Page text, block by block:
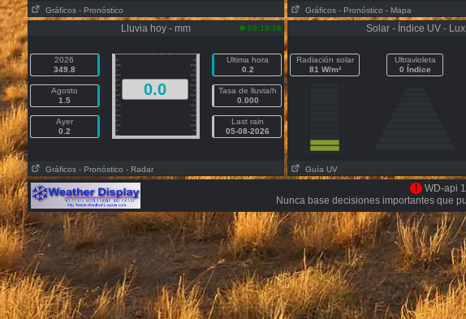
Gráficos - Pronóstico Gráficos - Pronóstico - Mapa
Lluvia hoy - mm 09:19:16
2026
349.8
Agosto
1.5
Ayer
0.2
0.0
Ultima hora
0.2
Tasa de lluvia/h
0.000
Last rain
05-08-2026
Gráficos - Pronóstico - Radar
Solar - Índice UV - Lux
Radiación solar
81 W/m²
Ultravioleta
0 Índice
Guía UV
! WD-api
Nunca base decisiones importantes que